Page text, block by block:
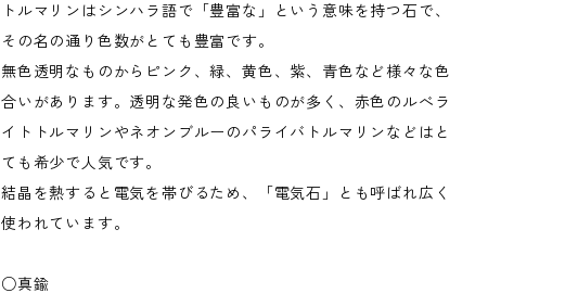
トルマリンはシンハラ語で「豊富な」という意味を持つ石で、
その名の通り色数がとても豊富です。
無色透明なものからピンク、緑、黄色、紫、青色など様々な色
合いがあります。透明な発色の良いものが多く、赤色のルべラ
イトトルマリンやネオンブルーのパライバトルマリンなどはと
ても希少で人気です。
結晶を熱すると電気を帯びるため、「電気石」とも呼ばれ広く
使われています。
○真鍮